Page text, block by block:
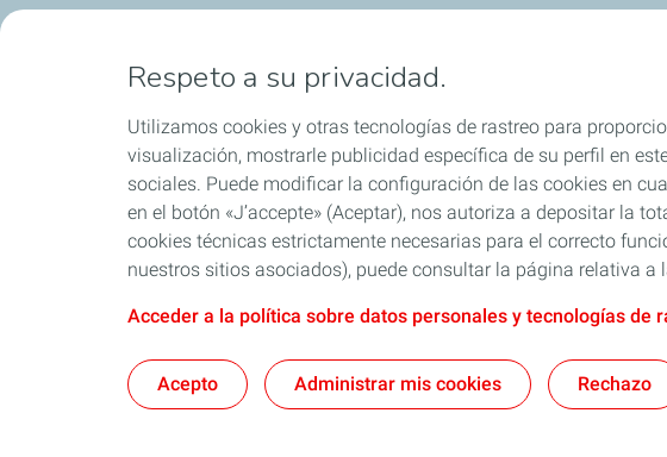
Respeto a su privacidad.
Utilizamos cookies y otras tecnologías de rastreo para
visualización, mostrarle publicidad específica de su perfil en
sociales. Puede modificar la configuración de las cookies en
en el botón «J’accepte» (Aceptar), nos autoriza a depositar la
cookies técnicas estrictamente necesarias para el correcto
nuestros sitios asociados), puede consultar la página relativa
Acceder a la política sobre datos personales y tecnologías de
Acepto Administrar mis cookies Rechazo